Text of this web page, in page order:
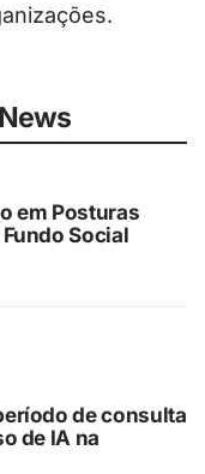
em Posturas
Social
de consulta
de IA na